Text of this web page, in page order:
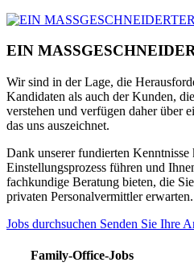
EIN
Wir sind in der Lage, die
Kandidaten als auch der Kunden,
verstehen und verfügen daher über
das uns auszeichnet.
Dank unserer fundierten
Einstellungsprozess führen und
fachkundige Beratung bieten, die
privaten Personalvermittler erwarten.
Jobs durchsuchen Senden Sie Ihre
Family-Office-Jobs